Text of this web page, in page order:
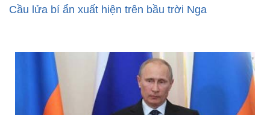
Cầu lửa bí ẩn xuất hiện trên bầu trời Nga